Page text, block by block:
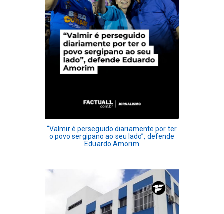
“Valmir é perseguido diariamente por ter
o povo sergipano ao seu lado”, defende
Eduardo Amorim